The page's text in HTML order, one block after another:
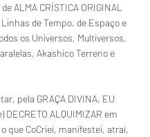
ALMA CRÍSTICA ORIGINAL
de Tempo, de Espaço e
os Universos, Multiversos,
Akashico Terreno e
pela GRAÇA DIVINA, EU
DECRETO ALQUIMIZAR em
o que CoCriei, manifestei, atraí,